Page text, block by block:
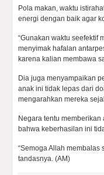
Pola makan, waktu
energi dengan baik agar
“Gunakan waktu seefektif
menyimak hafalan
karena kalian membawa
Dia juga menyampaikan
anak ini tidak lepas dari
mengarahkan mereka
Negara tentu
bahwa keberhasilan ini
“Semoga Allah
tandasnya. (AM)